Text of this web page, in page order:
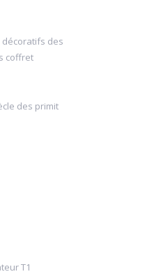
décoratifs des
coffret
des primit
T1